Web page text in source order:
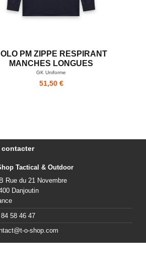
PM ZIPPE RESPIRANT
MANCHES LONGUES
GK Uniforme
51,50 €
contacter
Tactical & Outdoor
Rue du 21 Novembre
Danjoutin
58 46 47
o-shop.com